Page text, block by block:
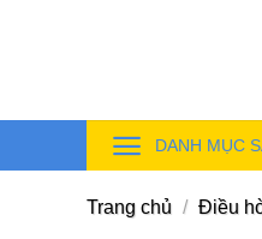
DANH MỤC
Trang chủ / Điều